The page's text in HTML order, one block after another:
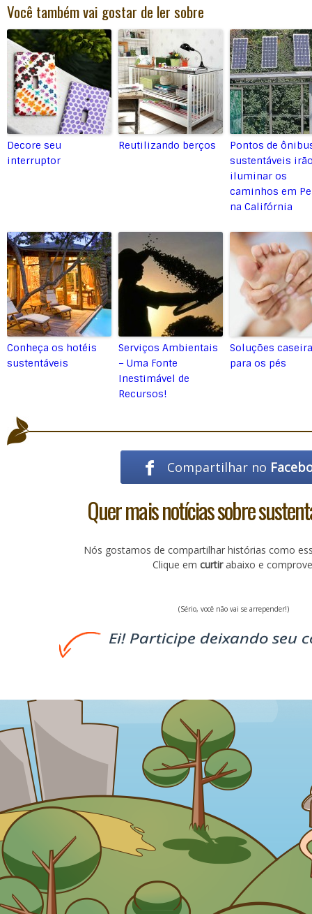
Você também vai gostar de ler sobre
Decore seu
interruptor
Reutilizando berços
Pontos de
sustentáveis
iluminar os
caminhos em
na Califórnia
Conheça os hotéis
sustentáveis
Serviços Ambientais
– Uma Fonte
Inestimável de
Recursos!
Soluções
para os pés
Compartilhar no
Quer mais notícias sobre
Nós gostamos de compartilhar histórias como
Clique em curtirabaixo e
(Sério, você não vai se arrepender!)